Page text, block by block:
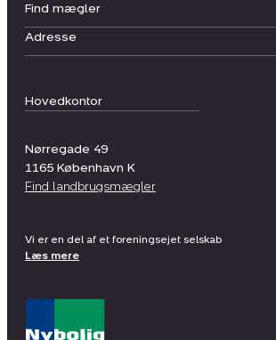
Hovedkontor
Nørregade 49
1165 København K
Find landbrugsmægler
Find mægler
Adresse
Vi er en del af et foreningsejet selskab
Læs mere